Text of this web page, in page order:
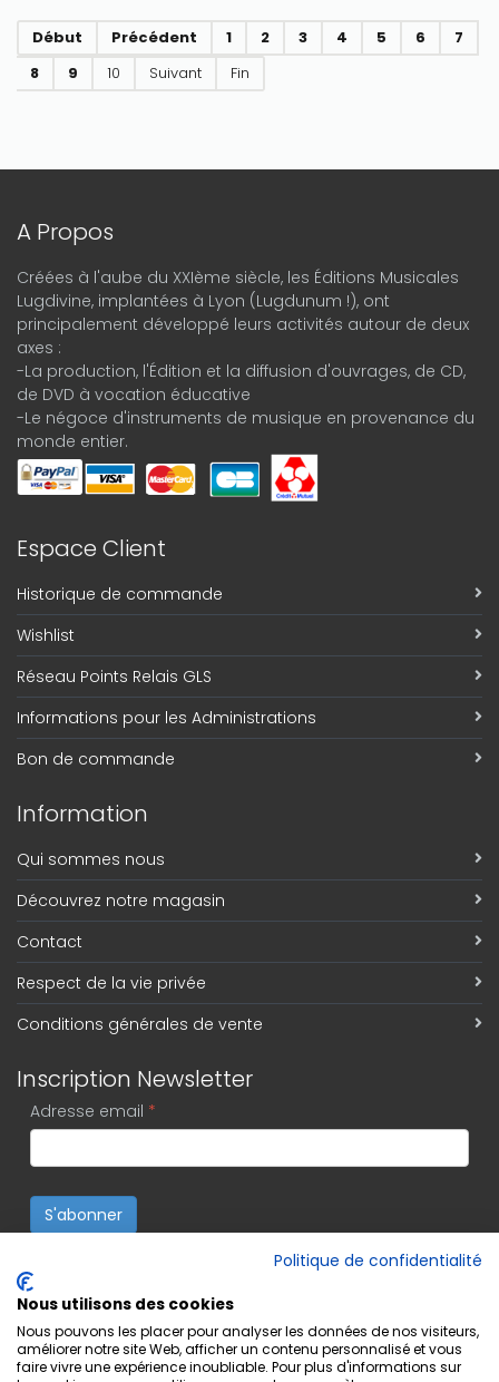
Début Précédent 1 2 3 4 5 6
7
8
9 10 Suivant Fin
A Propos
Créées à l'aube du XXIème siècle, les Éditions Musicales
Lugdivine, implantées à Lyon (Lugdunum !), ont
principalement développé leurs activités autour de deux
axes :
-La production, l'Édition et la diffusion d'ouvrages, de CD,
de DVD à vocation éducative
-Le négoce d'instruments de musique en provenance du
monde entier.
Espace Client
Historique de commande
Wishlist
Réseau Points Relais GLS
Informations pour les Administrations
Bon de commande
Information
Qui sommes nous
Découvrez notre magasin
Contact
Respect de la vie privée
Conditions générales de vente
Inscription Newsletter
Adresse email *
S'abonner
Politique de confidentialité
Nous utilisons des cookies
Nous pouvons les placer pour analyser les données de nos visiteurs,
améliorer notre site Web, afficher un contenu personnalisé et vous
faire vivre une expérience inoubliable. Pour plus d'informations sur